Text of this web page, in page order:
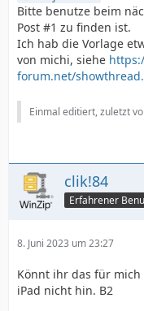
Bitte benutze beim
Post #1 zu finden ist.
Ich hab die Vorlage
von michi, siehe
forum.net/
Einmal editiert, zuletzt
clik!84
Erfahrener
8. Juni 2023 um 23:27
Könnt ihr das für mich
iPad nicht hin. B2